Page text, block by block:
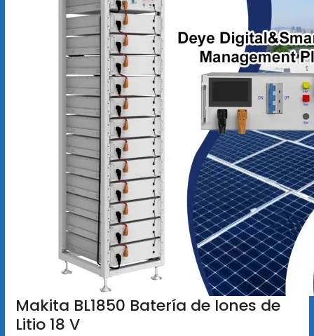
Makita BL1850 Batería de Iones de
Litio 18 V